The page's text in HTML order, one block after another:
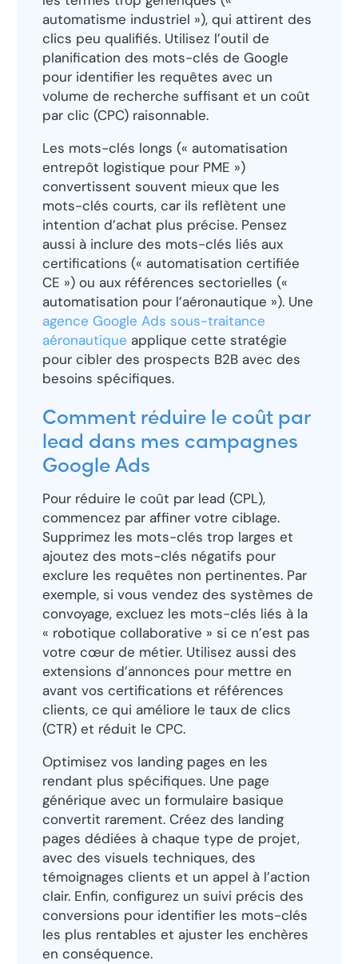
automatisme industriel »), qui attirent des
clics peu qualifiés. Utilisez l’outil de
planification des mots-clés de Google
pour identifier les requêtes avec un
volume de recherche suffisant et un coût
par clic (CPC) raisonnable.
Les mots-clés longs (« automatisation
entrepôt logistique pour PME »)
convertissent souvent mieux que les
mots-clés courts, car ils reflètent une
intention d’achat plus précise. Pensez
aussi à inclure des mots-clés liés aux
certifications (« automatisation certifiée
CE ») ou aux références sectorielles («
automatisation pour l’aéronautique »). Une
agence Google Ads sous-traitance
aéronautique applique cette stratégie
pour cibler des prospects B2B avec des
besoins spécifiques.
Comment réduire le coût par
lead dans mes campagnes
Google Ads
Pour réduire le coût par lead (CPL),
commencez par affiner votre ciblage.
Supprimez les mots-clés trop larges et
ajoutez des mots-clés négatifs pour
exclure les requêtes non pertinentes. Par
exemple, si vous vendez des systèmes de
convoyage, excluez les mots-clés liés à la
« robotique collaborative » si ce n’est pas
votre cœur de métier. Utilisez aussi des
extensions d’annonces pour mettre en
avant vos certifications et références
clients, ce qui améliore le taux de clics
(CTR) et réduit le CPC.
Optimisez vos landing pages en les
rendant plus spécifiques. Une page
générique avec un formulaire basique
convertit rarement. Créez des landing
pages dédiées à chaque type de projet,
avec des visuels techniques, des
témoignages clients et un appel à l’action
clair. Enfin, configurez un suivi précis des
conversions pour identifier les mots-clés
les plus rentables et ajuster les enchères
en conséquence.